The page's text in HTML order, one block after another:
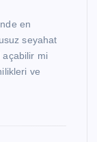
en
seyahat
açabilir mi
ve